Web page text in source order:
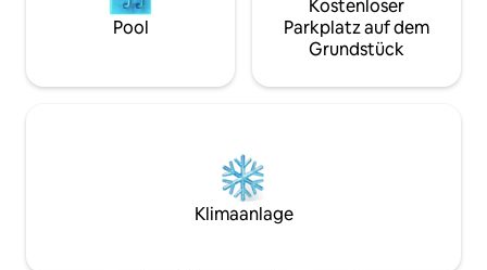
Pool
Kostenloser
Parkplatz auf dem
Grundstück
Klimaanlage